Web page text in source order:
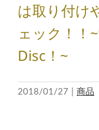
は取り付け
ェック！！
Disc！~
2018/01/27 商品